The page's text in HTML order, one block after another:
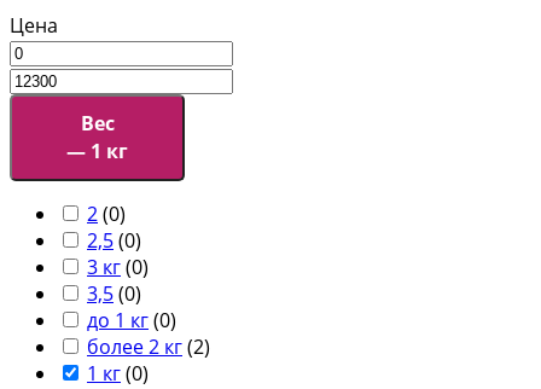
Цена
Вес
— 1 кг
2(0)
2,5(0)
3 кг(0)
3,5(0)
до 1 кг(0)
более 2 кг(2)
1 кг(0)